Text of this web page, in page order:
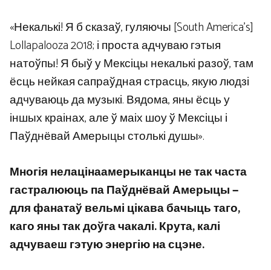
«Некалькі! Я б сказаў, гуляючы [South America’s]
Lollapalooza 2018; і проста адчуваю гэтыя
натоўпы! Я быў у Мексіцы некалькі разоў, там
ёсць нейкая сапраўдная страсць, якую людзі
адчуваюць да музыкі. Вядома, яны ёсць у
іншых краінах, але ў маіх шоу ў Мексіцы і
Паўднёвай Амерыцы столькі душы».
Многія нелацінаамерыканцы не так часта
гастралююць па Паўднёвай Амерыцы —
для фанатаў вельмі цікава бачыць таго,
каго яны так доўга чакалі. Крута, калі
адчуваеш гэтую энергію на сцэне.